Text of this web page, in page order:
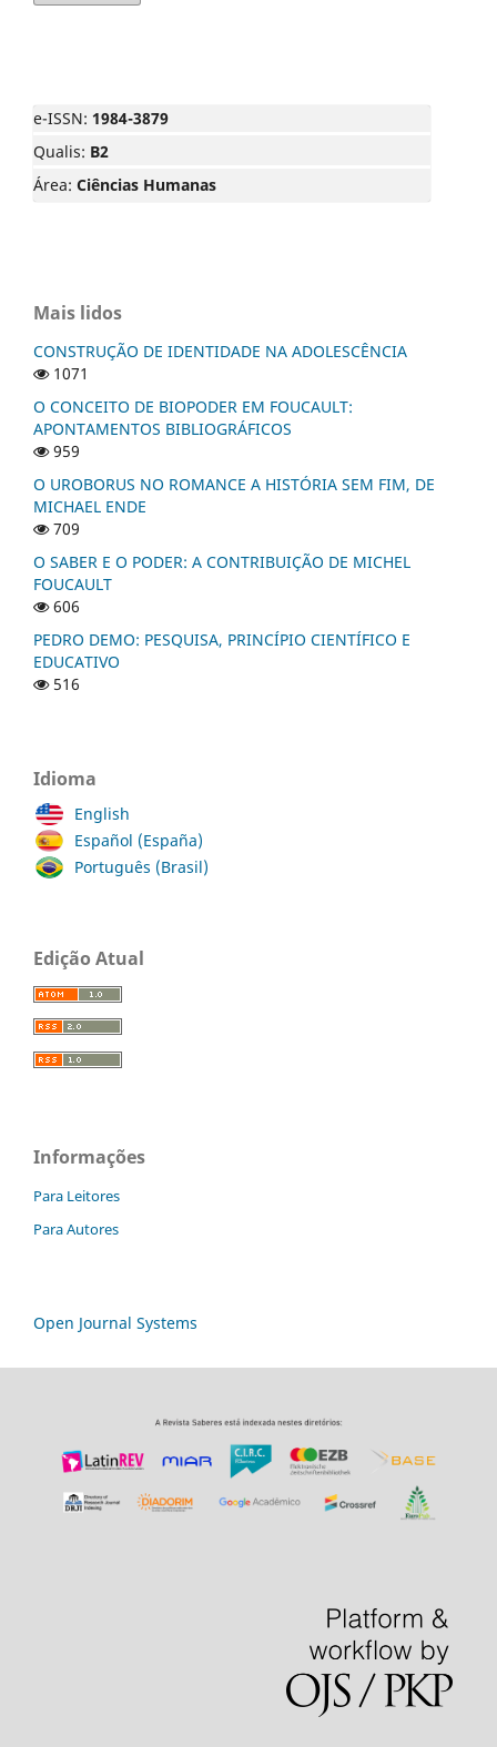
e-ISSN: 1984-3879
Qualis: B2
Área: Ciências Humanas
Mais lidos
CONSTRUÇÃO DE IDENTIDADE NA ADOLESCÊNCIA
1071
O CONCEITO DE BIOPODER EM FOUCAULT:
APONTAMENTOS BIBLIOGRÁFICOS
959
O UROBORUS NO ROMANCE A HISTÓRIA SEM FIM, DE
MICHAEL ENDE
709
O SABER E O PODER: A CONTRIBUIÇÃO DE MICHEL
FOUCAULT
606
PEDRO DEMO: PESQUISA, PRINCÍPIO CIENTÍFICO E
EDUCATIVO
516
Idioma
English
Español (España)
Português (Brasil)
Edição Atual
Informações
Para Leitores
Para Autores
Open Journal Systems